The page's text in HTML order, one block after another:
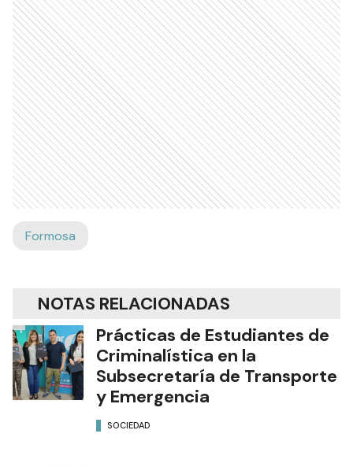
Formosa
NOTAS RELACIONADAS
Prácticas de Estudiantes de
Criminalística en la
Subsecretaría de Transporte
y Emergencia
SOCIEDAD